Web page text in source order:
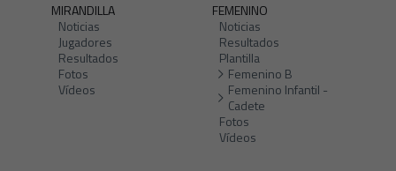
MIRANDILLA
Noticias
Jugadores
Resultados
Fotos
Vídeos
FEMENINO
Noticias
Resultados
Plantilla
Femenino B
Femenino Infantil -
Cadete
Fotos
Vídeos